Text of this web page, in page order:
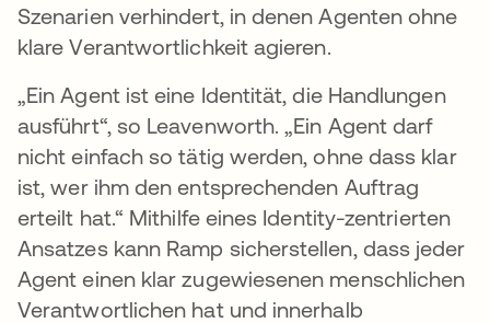
Szenarien verhindert, in denen Agenten ohne
klare Verantwortlichkeit agieren.
„Ein Agent ist eine Identität, die Handlungen
ausführt“, so Leavenworth. „Ein Agent darf
nicht einfach so tätig werden, ohne dass klar
ist, wer ihm den entsprechenden Auftrag
erteilt hat.“ Mithilfe eines Identity-zentrierten
Ansatzes kann Ramp sicherstellen, dass jeder
Agent einen klar zugewiesenen menschlichen
Verantwortlichen hat und innerhalb